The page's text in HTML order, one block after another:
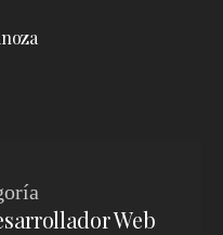
Web